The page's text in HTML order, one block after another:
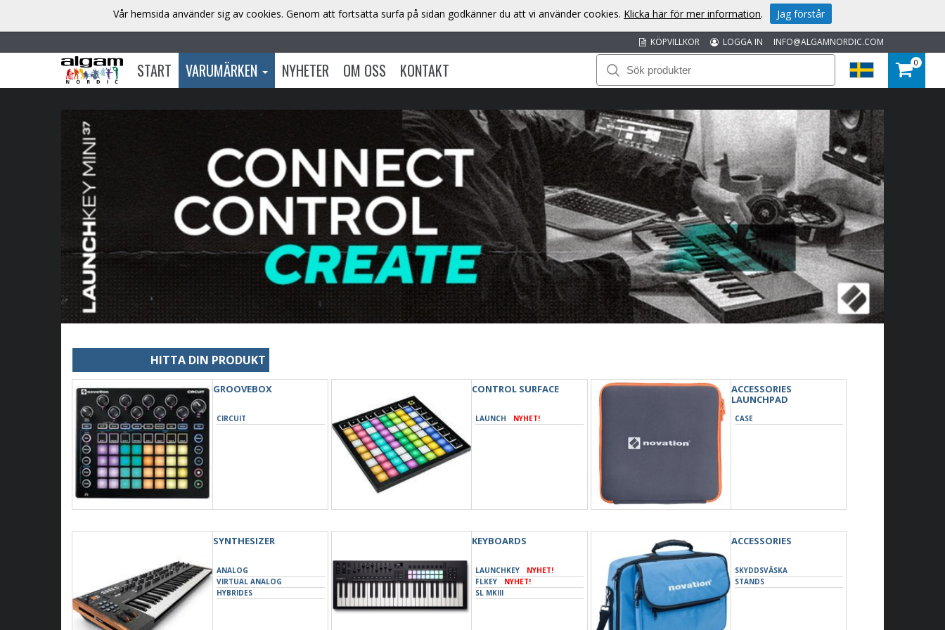
INFO@ALGAMNORDIC.COM
LOGGA IN
KÖPVILLKOR
START VARUMÄRKEN NYHETER OM OSS KONTAKT 0
HITTA DIN PRODUKT
GROOVEBOX
CIRCUIT
CONTROL SURFACE
LAUNCH NYHET!
ACCESSORIES
LAUNCHPAD
CASE
SYNTHESIZER
ANALOG
VIRTUAL ANALOG
HYBRIDES
KEYBOARDS
LAUNCHKEY
NYHET!
FLKEY
NYHET!
SL MKIII
ACCESSORIES
SKYDDSVÄSKA
STANDS
Vår hemsida använder sig av cookies. Genom att fortsätta surfa på sidan godkänner du att vi använder cookies. Klicka här för mer information. Jag förstår